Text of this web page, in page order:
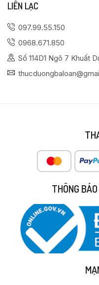
LIÊN LẠC
097.99.55.150
0968.671.850
Số 114D1 Ngõ 7 Khuất
THÔNG